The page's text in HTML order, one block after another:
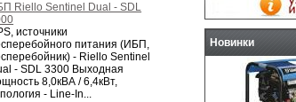
Riello Sentinel Dual - SDL
источники
питания (ИБП,
- Riello Sentinel
- SDL 3300 Выходная
8,0кВА / 6,4кВт,
- Line-In...
Новинки